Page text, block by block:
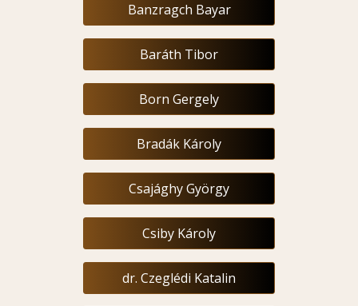
Banzragch Bayar
Baráth Tibor
Born Gergely
Bradák Károly
Csajághy György
Csiby Károly
dr. Czeglédi Katalin